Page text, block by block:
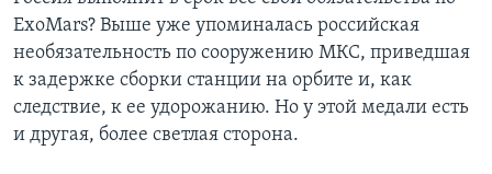
ExoMars? Выше уже упоминалась российская
необязательность по сооружению МКС, приведшая
к задержке сборки станции на орбите и, как
следствие, к ее удорожанию. Но у этой медали есть
и другая, более светлая сторона.